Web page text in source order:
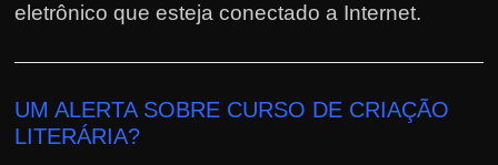
eletrônico que esteja conectado a Internet.
UM ALERTA SOBRE CURSO DE CRIAÇÃO
LITERÁRIA?